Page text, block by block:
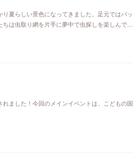
夏らしい景色になってきました。足元ではバッ
は虫取り網を片手に夢中で虫探しを楽しんで…
ました！今回のメインイベントは、こどもの国